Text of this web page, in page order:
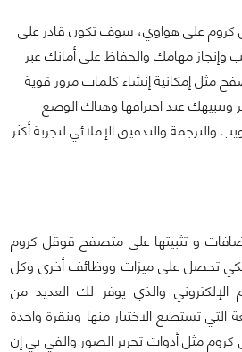
على هواوي، سوف تكون قادر على
مهامك والحفاظ على أمانك عبر
مثل إمكانية إنشاء كلمات مرور قوية
عند اختراقها وهناك الوضع
والترجمة والتدقيق الإملائي لتجربة أكثر
و تثبيتها على متصفح قوقل كروم
تحصل على ميزات ووظائف أخرى وكل
والذي يوفر لك العديد من
التي تستطيع الاختيار منها وبنقرة واحدة
مثل أدوات تحرير الصور والفي بي إن